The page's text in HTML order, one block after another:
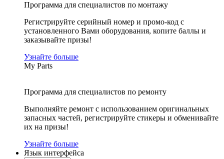
Программа для специалистов по монтажу
Регистрируйте серийный номер и промо-код с
установленного Вами оборудования, копите баллы и
заказывайте призы!
Узнайте больше
My Parts
Программа для специалистов по ремонту
Выполняйте ремонт с использованием оригинальных
запасных частей, регистрируйте стикеры и обменивайте
их на призы!
Узнайте больше
Язык интерфейса